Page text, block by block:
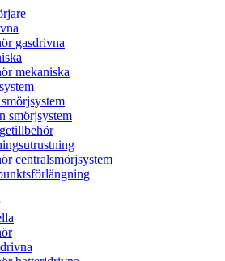
gasdrivna
mekaniska
smörjsystem
centralsmörjsystem